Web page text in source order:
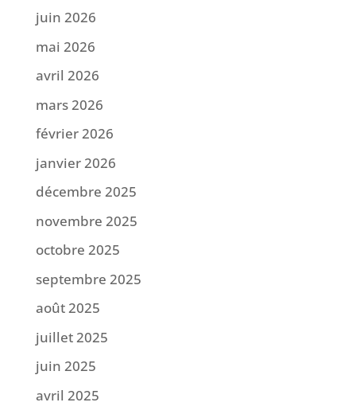
juin 2026
mai 2026
avril 2026
mars 2026
février 2026
janvier 2026
décembre 2025
novembre 2025
octobre 2025
septembre 2025
août 2025
juillet 2025
juin 2025
avril 2025